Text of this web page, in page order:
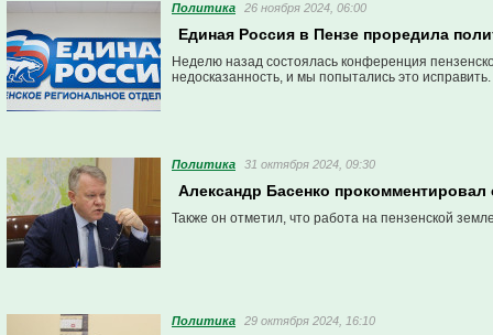
Политика 26 ноября 2024, 06:00
Единая Россия в Пензе проредила
Неделю назад состоялась конференция
недосказанность, и мы попытались это исправить.
Политика 31 октября 2024, 09:30
Александр Басенко
Также он отметил, что работа на пензенской
Политика 29 октября 2024, 16:10